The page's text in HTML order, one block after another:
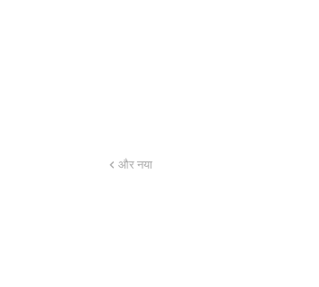
और नया